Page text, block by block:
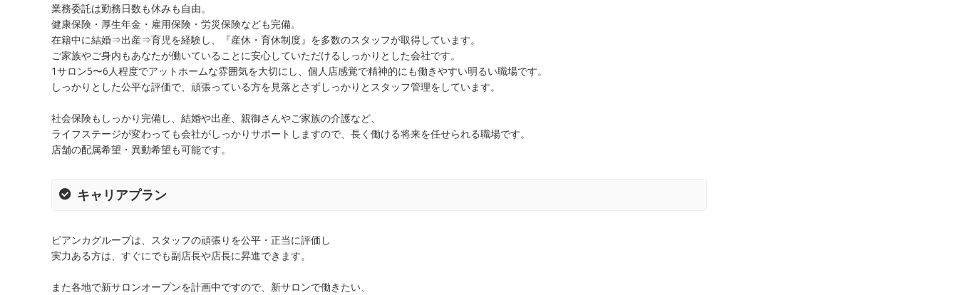
業務委託は勤務日数も休みも自由。
健康保険・厚生年金・雇用保険・労災保険なども完備。
在籍中に結婚⇒出産⇒育児を経験し、『産休・育休制度』を多数のスタッフが取得しています。
ご家族やご身内もあなたが働いていることに安心していただけるしっかりとした会社です。
1サロン5〜6人程度でアットホームな雰囲気を大切にし、個人店感覚で精神的にも働きやすい明るい職場です。
しっかりとした公平な評価で、頑張っている方を見落とさずしっかりとスタッフ管理をしています。
社会保険もしっかり完備し、結婚や出産、親御さんやご家族の介護など、
ライフステージが変わっても会社がしっかりサポートしますので、長く働ける将来を任せられる職場です。
店舗の配属希望・異動希望も可能です。
キャリアプラン
ビアンカグループは、スタッフの頑張りを公平・正当に評価し
実力ある方は、すぐにでも副店長や店長に昇進できます。
また各地で新サロンオープンを計画中ですので、新サロンで働きたい、